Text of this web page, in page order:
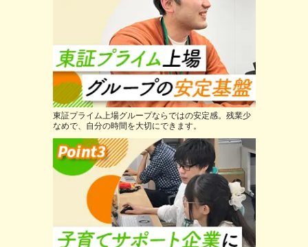
東証プライム上場グループならではの安定感。残業少
なめで、自分の時間を大切にできます。